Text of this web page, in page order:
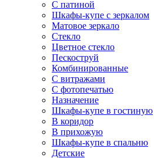
С патиной
Шкафы-купе с зеркалом
Матовое зеркало
Стекло
Цветное стекло
Пескоструй
Комбинированные
С витражами
С фотопечатью
Назначение
Шкафы-купе в гостиную
В коридор
В прихожую
Шкафы-купе в спальню
Детские